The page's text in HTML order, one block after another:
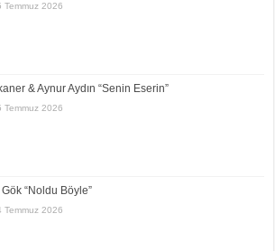
Temmuz 2026
& Aynur Aydın “Senin Eserin”
Temmuz 2026
“Noldu Böyle”
Temmuz 2026